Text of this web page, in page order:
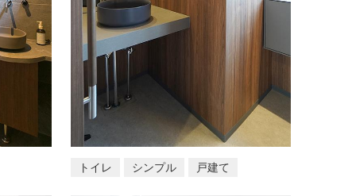
トイレ シンプル 戸建て